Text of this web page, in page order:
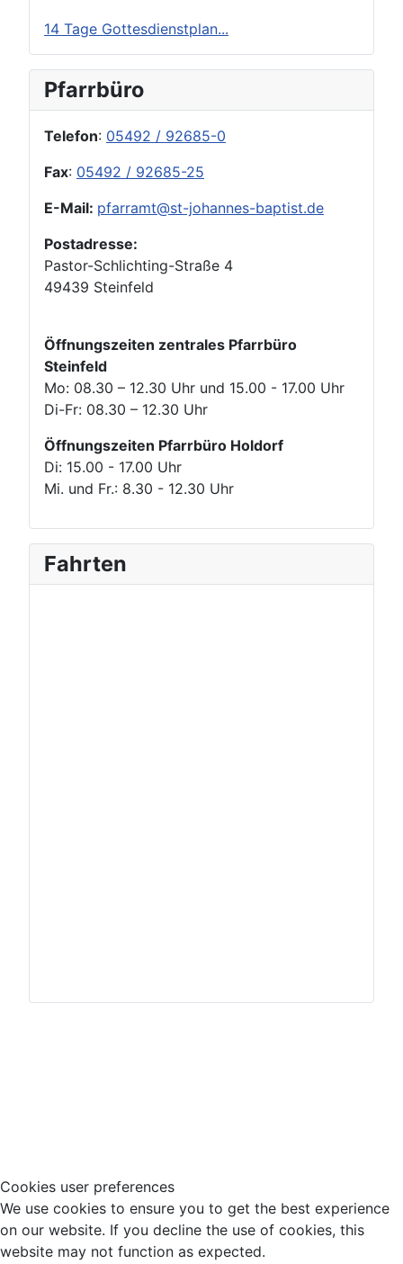
14 Tage Gottesdienstplan...
Pfarrbüro
Telefon: 05492 / 92685-0
Fax: 05492 / 92685-25
E-Mail: pfarramt@st-johannes-baptist.de
Postadresse:
Pastor-Schlichting-Straße 4
49439 Steinfeld
Öffnungszeiten zentrales Pfarrbüro
Steinfeld
Mo: 08.30 – 12.30 Uhr und 15.00 - 17.00 Uhr
Di-Fr: 08.30 – 12.30 Uhr
Öffnungszeiten Pfarrbüro Holdorf
Di: 15.00 - 17.00 Uhr
Mi. und Fr.: 8.30 - 12.30 Uhr
Fahrten
Cookies user preferences
We use cookies to ensure you to get the best experience
on our website. If you decline the use of cookies, this
website may not function as expected.